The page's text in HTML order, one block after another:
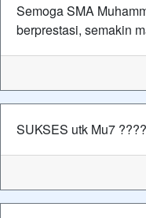
Semoga SMA
berprestasi, semakin
SUKSES utk Mu7